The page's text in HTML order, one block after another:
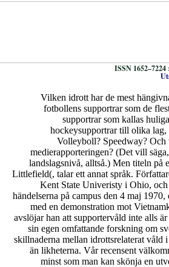
ISSN
Vilken idrott har de mest
fotbollens supportrar som de
supportrar som kallas
hockeysupportrar till olika lag,
Volleyboll? Speedway? Och
medierapporteringen? (Det vill
landslagsnivå, alltså.) Men titeln på
Littlefield(, talar ett annat språk.
Kent State Univeristy i Ohio,
händelserna på campus den 4 maj
med en demonstration mot
avslöjar han att supportervåld inte alls
sin egen omfattande forskning om
skillnaderna mellan idrottsrelaterat våld
än likheterna. Vår recensent
minst som man kan skönja en